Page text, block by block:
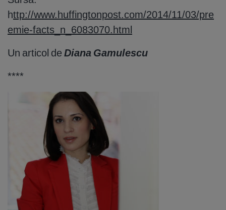
http://www.huffingtonpost.com/2014/11/03/pre
emie-facts_n_6083070.html
Un articol de Diana Gamulescu
****